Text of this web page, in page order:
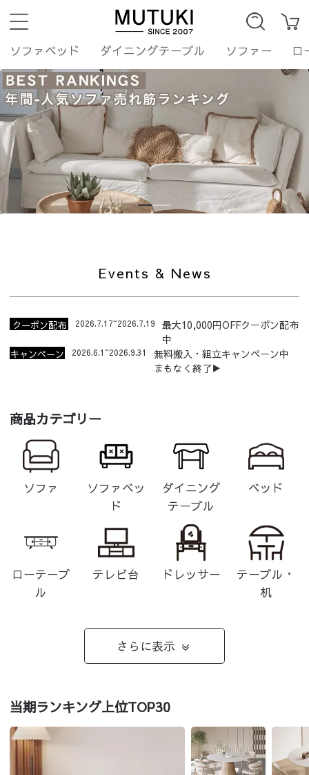
ソファベッド ダイニングテーブル ソファー ロ
Events & News
クーポン配布
2026.7.17~2026.7.19
最大10,000円OFFクーポン配布
中
キャンペーン 2026.6.1~2026.9.31
無料搬入・組立キャンペーン中
まもなく終了▶
商品カテゴリー
ソファ
ソファベッ
ド
ダイニング
テーブル
ベッド
ローテーブ
ル
テレビ台 ドレッサー
テーブル・
机
さらに表示
当期ランキング上位TOP30